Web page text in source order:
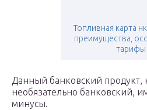
Топливная карта
преимущества,
тарифы
Данный банковский продукт,
необязательно банковский,
минусы.